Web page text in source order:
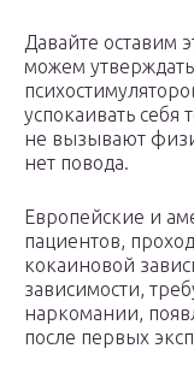
Давайте оставим
можем
успокаивать
не вызывают
нет повода.
Европейские и
пациентов,
кокаиновой
зависимости,
наркомании,
после первых